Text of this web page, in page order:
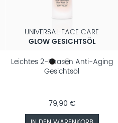
UNIVERSAL FACE CARE
GLOW GESICHTSÖL
Leichtes 2-Phasen Anti-Aging
Gesichtsöl
79,90 €